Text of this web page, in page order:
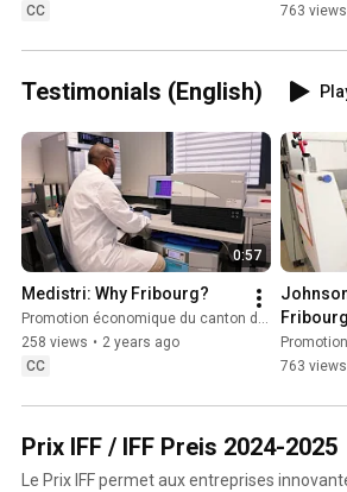
CC
763 views
Testimonials (English)
0:57
Medistri: Why Fribourg?
Promotion économique du canton de Fribourg
258 views • 2 years ago
CC
Promotion
763 views
Prix IFF / IFF Preis 2024-2025
Le Prix IFF permet aux entreprises